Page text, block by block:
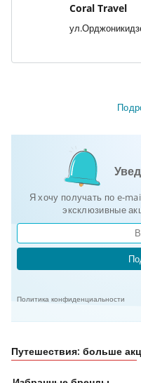
Coral Travel
Я хочу получать по e-
эксклюзивные
Политика конфиденциальности
Путешествия: больше